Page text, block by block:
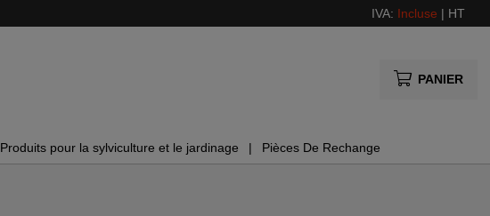
IVA: Incluse | HT
PANIER
Produits pour la sylviculture et le jardinage Pièces De Rechange